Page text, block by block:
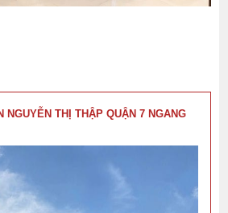
NGUYỄN THỊ THẬP QUẬN 7 NGANG